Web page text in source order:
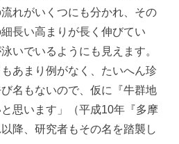
れがいくつにも分かれ、その
長い高まりが長く伸びてい
いでいるようにも見えます。
あまり例がなく、たいへん珍
名もないので、仮に『牛群地
思います」（平成10年『多摩
降、研究者もその名を踏襲し